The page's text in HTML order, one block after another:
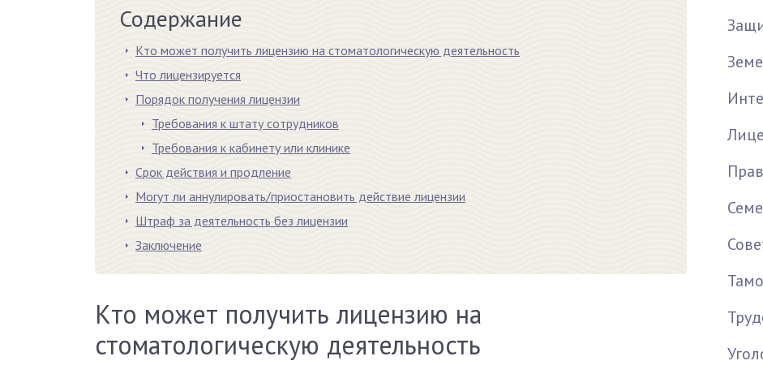
Содержание
Кто может получить лицензию на стоматологическую деятельность
Что лицензируется
Порядок получения лицензии
Требования к штату сотрудников
Требования к кабинету или клинике
Срок действия и продление
Могут ли аннулировать/приостановить действие лицензии
Штраф за деятельность без лицензии
Заключение
Кто может получить лицензию на
стоматологическую деятельность